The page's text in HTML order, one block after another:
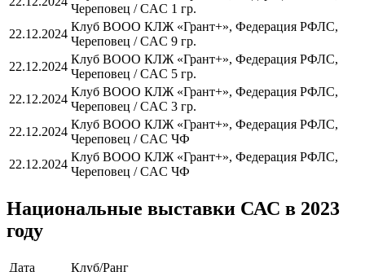
Череповец / CAC 1 гр.
22.12.2024
Клуб ВООО КЛЖ «Грант+», Федерация РФЛС,
Череповец / CAC 9 гр.
22.12.2024
Клуб ВООО КЛЖ «Грант+», Федерация РФЛС,
Череповец / CAC 5 гр.
22.12.2024
Клуб ВООО КЛЖ «Грант+», Федерация РФЛС,
Череповец / CAC 3 гр.
22.12.2024
Клуб ВООО КЛЖ «Грант+», Федерация РФЛС,
Череповец / CAC ЧФ
22.12.2024
Клуб ВООО КЛЖ «Грант+», Федерация РФЛС,
Череповец / CAC ЧФ
Национальные выставки САС в 2023
году
Дата
Клуб/Ранг